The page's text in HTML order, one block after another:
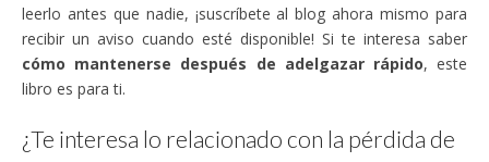
leerlo antes que nadie, ¡suscríbete al blog ahora mismo para
recibir un aviso cuando esté disponible! Si te interesa saber
cómo mantenerse después de adelgazar rápido, este
libro es para ti.
¿Te interesa lo relacionado con la pérdida de